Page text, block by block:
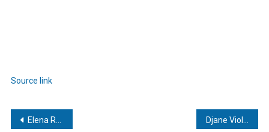
Source link
Navegación
Elena Rose cantará en el concierto previo al inicio del Mundial Djane Violet: una venezolana que rinde tributo a los voluntarios